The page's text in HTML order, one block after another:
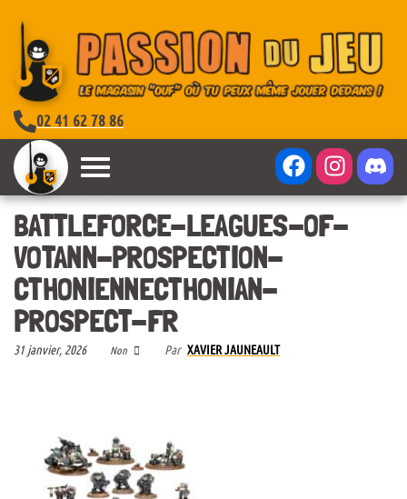
02 41 62 78 86
BATTLEFORCE-LEAGUES-OF-
VOTANN-PROSPECTION-
CTHONIENNECTHONIAN-
PROSPECT-FR
31 janvier, 2026 Non Par XAVIER JAUNEAULT